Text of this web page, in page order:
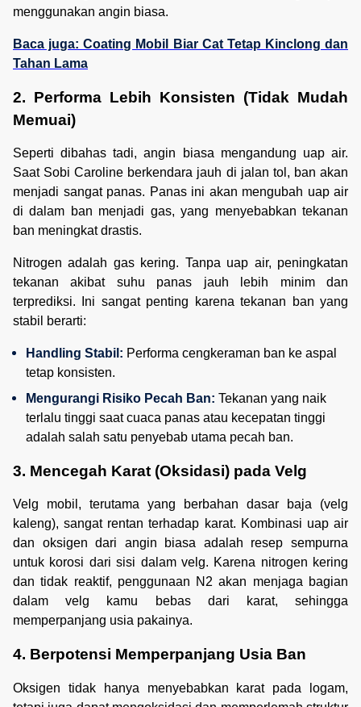
menggunakan angin biasa.
Baca juga: Coating Mobil Biar Cat Tetap Kinclong dan
Tahan Lama
2. Performa Lebih Konsisten (Tidak Mudah
Memuai)
Seperti dibahas tadi, angin biasa mengandung uap air.
Saat Sobi Caroline berkendara jauh di jalan tol, ban akan
menjadi sangat panas. Panas ini akan mengubah uap air
di dalam ban menjadi gas, yang menyebabkan tekanan
ban meningkat drastis.
Nitrogen adalah gas kering. Tanpa uap air, peningkatan
tekanan akibat suhu panas jauh lebih minim dan
terprediksi. Ini sangat penting karena tekanan ban yang
stabil berarti:
Handling Stabil: Performa cengkeraman ban ke aspal
tetap konsisten.
Mengurangi Risiko Pecah Ban: Tekanan yang naik
terlalu tinggi saat cuaca panas atau kecepatan tinggi
adalah salah satu penyebab utama pecah ban.
3. Mencegah Karat (Oksidasi) pada Velg
Velg mobil, terutama yang berbahan dasar baja (velg
kaleng), sangat rentan terhadap karat. Kombinasi uap air
dan oksigen dari angin biasa adalah resep sempurna
untuk korosi dari sisi dalam velg. Karena nitrogen kering
dan tidak reaktif, penggunaan N2 akan menjaga bagian
dalam velg kamu bebas dari karat, sehingga
memperpanjang usia pakainya.
4. Berpotensi Memperpanjang Usia Ban
Oksigen tidak hanya menyebabkan karat pada logam,